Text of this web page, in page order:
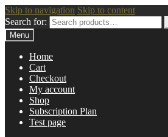
Skip to navigation Skip to content
Search for:
Menu
Home
Cart
Checkout
My account
Shop
Subscription Plan
Test page